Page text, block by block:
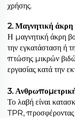
χρήσης.
2. Μαγνητική άκρη
Η μαγνητική άκρη
την εγκατάσταση ή
πτώσης μικρών
εργασίας κατά την
3.
Το λαβή είναι
TPR, προσφέροντας